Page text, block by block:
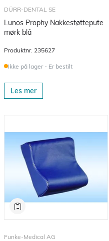
DÜRR-DENTAL SE
Lunos Prophy Nakkestøttepute
mørk blå
Produktnr. 235627
Ikke på lager - Er bestilt
Les mer
Funke-Medical AG